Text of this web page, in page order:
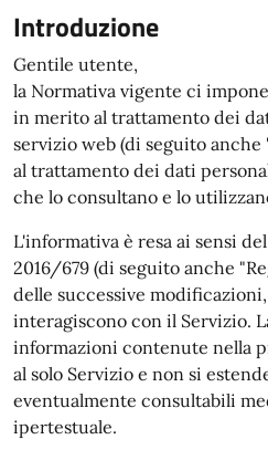
Introduzione
Gentile utente,
la Normativa vigente ci
in merito al trattamento dei
servizio web (di seguito
al trattamento dei dati
che lo consultano e lo
L'informativa è resa ai sensi
2016/679 (di seguito anche
delle successive
interagiscono con il Servizio.
informazioni contenute nella
al solo Servizio e non si
eventualmente consultabili
ipertestuale.